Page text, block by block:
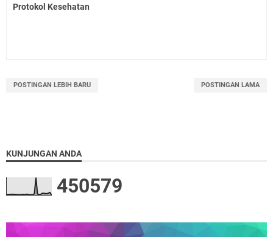
Protokol Kesehatan
POSTINGAN LEBIH BARU POSTINGAN LAMA
KUNJUNGAN ANDA
450579